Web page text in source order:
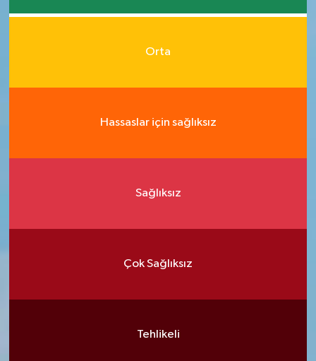
Orta
Hassaslar için sağlıksız
Sağlıksız
Çok Sağlıksız
Tehlikeli